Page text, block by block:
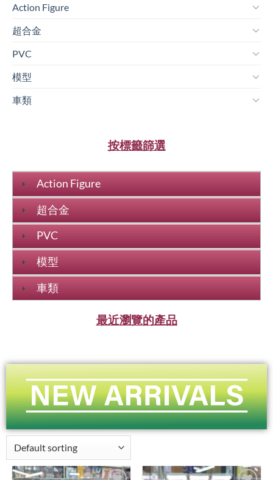
Action Figure
超合金
PVC
模型
車類
按標籤篩選
Action Figure
超合金
PVC
模型
車類
最近瀏覽的產品